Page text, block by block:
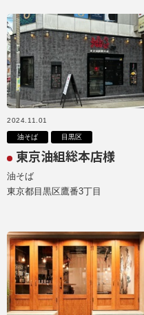
2024.11.01
油そば 目黒区
東京油組総本店様
油そば
東京都目黒区鷹番3丁目